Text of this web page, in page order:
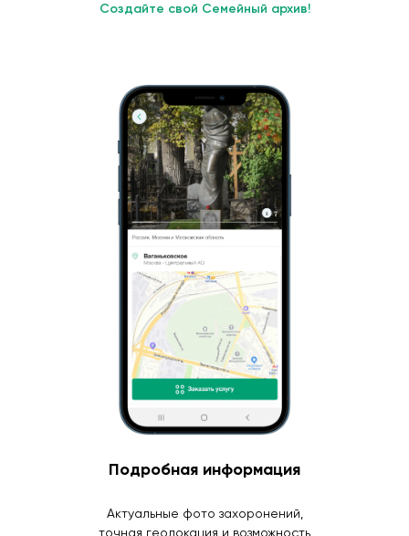
Создайте свой Семейный архив!
Подробная информация
Актуальные фото захоронений,
точная геолокация и возможность